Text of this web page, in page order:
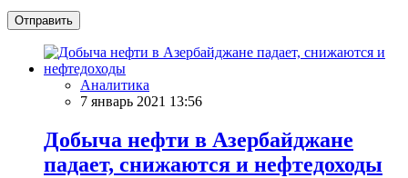
Отправить
Аналитика
7 январь 2021 13:56
Добыча нефти в Азербайджане
падает, снижаются и нефтедоходы